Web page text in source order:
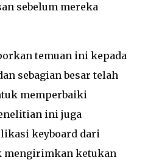
sebelum mereka
temuan ini kepada
sebagian besar telah
memperbaiki
ini juga
keyboard dari
mengirimkan ketukan